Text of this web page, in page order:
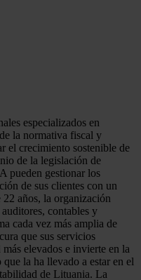
especializados en
la normativa fiscal y
el crecimiento sostenible de
de la legislación de
pueden gestionar los
de sus clientes con un
años, la organización
contables y
cada vez más amplia de
que sus servicios
elevados e invierte en la
la ha llevado a estar en el
de Lituania. La